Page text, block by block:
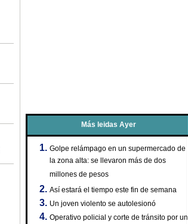
Más leidas Ayer
Golpe relámpago en un supermercado de
la zona alta: se llevaron más de dos
millones de pesos
Así estará el tiempo este fin de semana
Un joven violento se autolesionó
Operativo policial y corte de tránsito por un